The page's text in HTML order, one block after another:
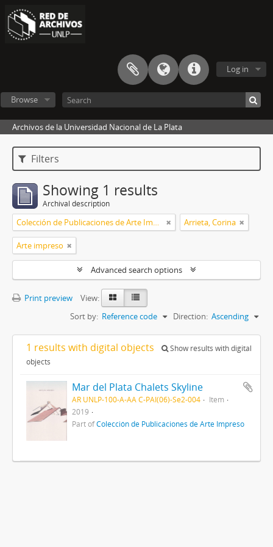
Log in
Browse
Archivos de la Universidad Nacional de La Plata
Filters
Showing 1 results
Archival description
Colección de Publicaciones de Arte Impreso Arrieta, Corina
Arte impreso
Advanced search options
Print preview
View:
Sort by: Reference code Direction: Ascending
1 results with digital objects
Show results with digital
objects
Mar del Plata Chalets Skyline
AR UNLP-100-A-AA C-PAI(06)-Se2-004
Item
2019
Part ofColección de Publicaciones de Arte Impreso